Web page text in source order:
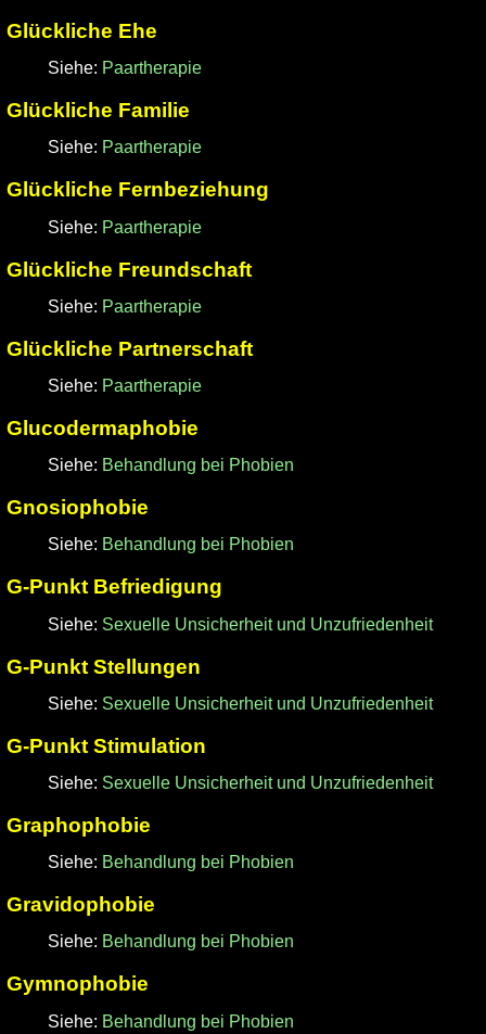
Glückliche Ehe
Siehe: Paartherapie
Glückliche Familie
Siehe: Paartherapie
Glückliche Fernbeziehung
Siehe: Paartherapie
Glückliche Freundschaft
Siehe: Paartherapie
Glückliche Partnerschaft
Siehe: Paartherapie
Glucodermaphobie
Siehe: Behandlung bei Phobien
Gnosiophobie
Siehe: Behandlung bei Phobien
G-Punkt Befriedigung
Siehe: Sexuelle Unsicherheit und Unzufriedenheit
G-Punkt Stellungen
Siehe: Sexuelle Unsicherheit und Unzufriedenheit
G-Punkt Stimulation
Siehe: Sexuelle Unsicherheit und Unzufriedenheit
Graphophobie
Siehe: Behandlung bei Phobien
Gravidophobie
Siehe: Behandlung bei Phobien
Gymnophobie
Siehe: Behandlung bei Phobien